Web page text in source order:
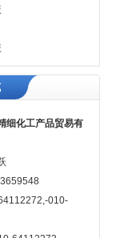
细化工产品贸易有
010-